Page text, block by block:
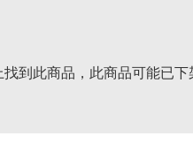
到此商品，此商品可能已